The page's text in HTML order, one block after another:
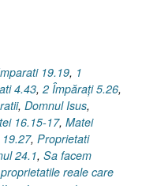
24.1”
19.19, 1
4.43, 2 Împăraţi 5.26,
, Domnul Isus,
16.15-17, Matei
, Proprietati
24.1, Sa facem
reale care